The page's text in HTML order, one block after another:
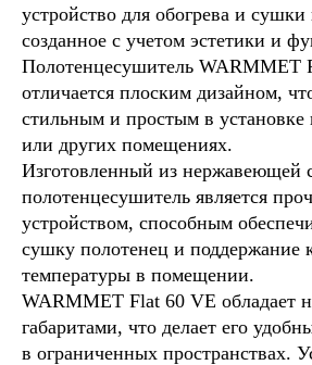
устройство для обогрева и сушки
созданное с учетом эстетики и
Полотенцесушитель WARMMET
отличается плоским дизайном,
стильным и простым в установке
или других помещениях.
Изготовленный из нержавеющей
полотенцесушитель является
устройством, способным
сушку полотенец и поддержание
температуры в помещении.
WARMMET Flat 60 VE обладает
габаритами, что делает его
в ограниченных пространствах.